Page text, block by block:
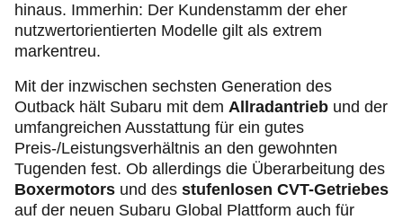
hinaus. Immerhin: Der Kundenstamm der eher
nutzwertorientierten Modelle gilt als extrem
markentreu.
Mit der inzwischen sechsten Generation des
Outback hält Subaru mit dem Allradantrieb und der
umfangreichen Ausstattung für ein gutes
Preis-/Leistungsverhältnis an den gewohnten
Tugenden fest. Ob allerdings die Überarbeitung des
Boxermotors und des stufenlosen CVT-Getriebes
auf der neuen Subaru Global Plattform auch für